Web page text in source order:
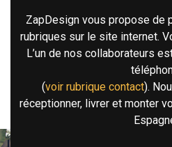
ZapDesign vous propose de
rubriques sur le site internet.
L’un de nos collaborateurs
(voir rubrique contact).
réceptionner, livrer et monter